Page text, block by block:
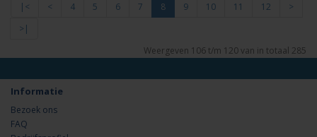
|< < 4 5 6 7 8 9 10 11 12
>
>|
Weergeven 106 t/m 120 van in totaal 285
Informatie
Bezoek ons
FAQ